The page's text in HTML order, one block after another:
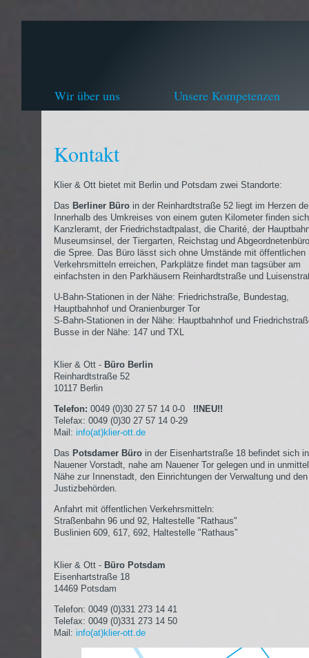
Wir über uns Unsere Kompetenzen
Kontakt
Klier & Ott bietet mit Berlin und Potsdam zwei Standorte:
Das Berliner Büro in der Reinhardtstraße 52 liegt im Herzen
Innerhalb des Umkreises von einem guten Kilometer finden
Kanzleramt, der Friedrichstadtpalast, die Charité, der
Museumsinsel, der Tiergarten, Reichstag und
die Spree. Das Büro lässt sich ohne Umstände mit öffentlichen
Verkehrsmitteln erreichen, Parkplätze findet man tagsüber am
einfachsten in den Parkhäusern Reinhardtstraße und
U-Bahn-Stationen in der Nähe: Friedrichstraße, Bundestag,
Hauptbahnhof und Oranienburger Tor
S-Bahn-Stationen in der Nähe: Hauptbahnhof und
Busse in der Nähe: 147 und TXL
Klier & Ott - Büro Berlin
Reinhardtstraße 52
10117 Berlin
Telefon: 0049 (0)30 27 57 14 0-0 !!NEU!!
Telefax: 0049 (0)30 27 57 14 0-29
Mail: info(at)klier-ott.de
Das Potsdamer Büro in der Eisenhartstraße 18 befindet sich
Nauener Vorstadt, nahe am Nauener Tor gelegen und in
Nähe zur Innenstadt, den Einrichtungen der Verwaltung und den
Justizbehörden.
Anfahrt mit öffentlichen Verkehrsmitteln:
Straßenbahn 96 und 92, Haltestelle "Rathaus"
Buslinien 609, 617, 692, Haltestelle "Rathaus"
Klier & Ott - Büro Potsdam
Eisenhartstraße 18
14469 Potsdam
Telefon: 0049 (0)331 273 14 41
Telefax: 0049 (0)331 273 14 50
Mail: info(at)klier-ott.de